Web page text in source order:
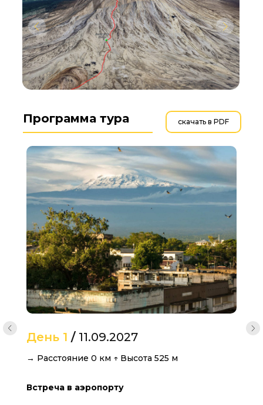
Программа тура скачать в PDF
День 1 / 11.09.2027
→ Расстояние 0 км ↑ Высота 525 м
Встреча в аэропорту